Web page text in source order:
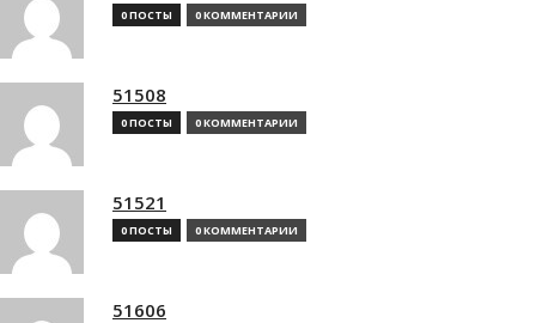
0 ПОСТЫ 0 КОММЕНТАРИИ
51508
0 ПОСТЫ 0 КОММЕНТАРИИ
51521
0 ПОСТЫ 0 КОММЕНТАРИИ
51606